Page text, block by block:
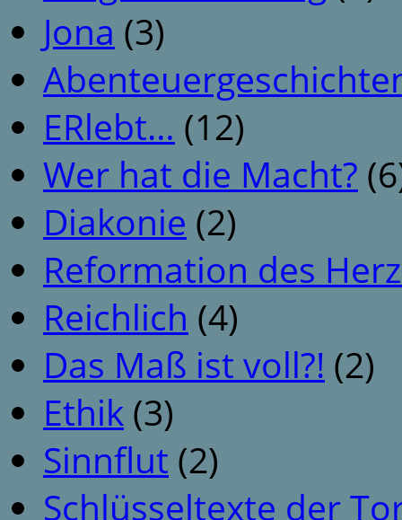
Jona (3)
ERlebt… (12)
Wer hat die Macht?
Diakonie (2)
Reformation des
Reichlich (4)
Das Maß ist voll?! (2)
Ethik (3)
Sinnflut (2)
Schlüsseltexte der